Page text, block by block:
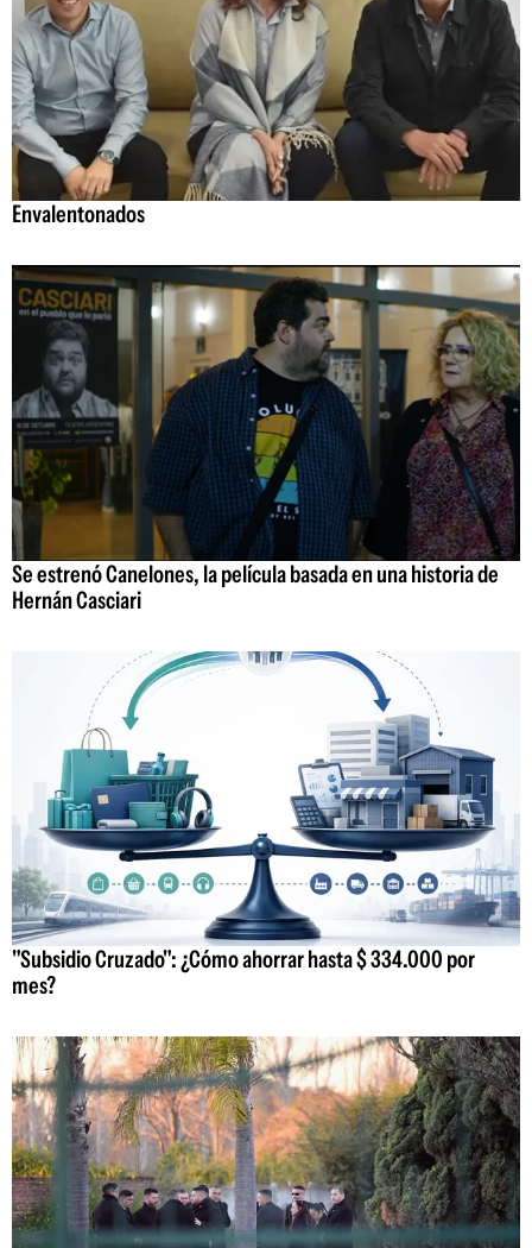
Envalentonados
Se estrenó Canelones, la película basada en una historia de
Hernán Casciari
"Subsidio Cruzado": ¿Cómo ahorrar hasta $ 334.000 por
mes?